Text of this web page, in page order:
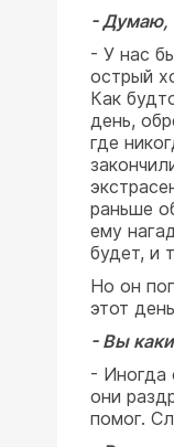
- Думаю,
- У нас
острый
Как
день,
где
раньше
ему
будет, и
Но он
этот
- Вы
- Иногда
они
помог.